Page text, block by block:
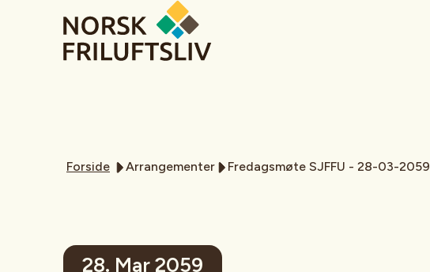
Forside Arrangementer Fredagsmøte SJFFU - 28-03-2059
28. Mar 2059